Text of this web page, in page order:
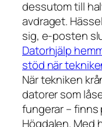
dessutom till
avdraget.
sig, e-posten
Datorhjälp
stöd när
När tekniken
datorer som
fungerar – finns
Högdalen. Med